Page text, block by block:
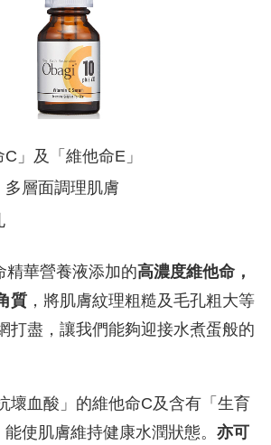
」及「維他命E」
層面調理肌膚
精華營養液添加的高濃度維他命，
質 ，將肌膚紋理粗糙及毛孔粗大等
打盡，讓我們能夠迎接水煮蛋般的
壞血酸」的維他命C及含有「生育
使肌膚維持健康水潤狀態。 亦可